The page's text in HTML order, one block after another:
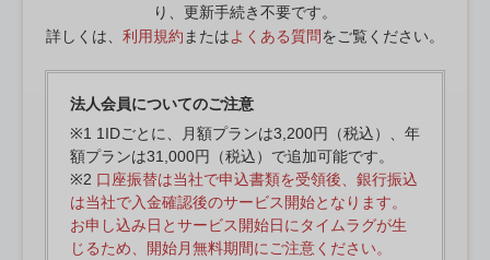
り、更新手続き不要です。
詳しくは、 利用規約 またはよくある質問をご覧ください。
法人会員についてのご注意
※1 1IDごとに、月額プランは3,200円（税込）、年
額プランは31,000円（税込）で追加可能です。
※2 口座振替は当社で申込書類を受領後、銀行振込
は当社で入金確認後のサービス開始となります。
お申し込み日とサービス開始日にタイムラグが生
じるため、開始月無料期間にご注意ください。